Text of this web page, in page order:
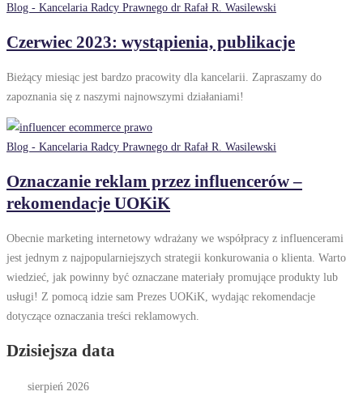
Blog - Kancelaria Radcy Prawnego dr Rafał R. Wasilewski
Czerwiec 2023: wystąpienia, publikacje
Bieżący miesiąc jest bardzo pracowity dla kancelarii. Zapraszamy do
zapoznania się z naszymi najnowszymi działaniami!
Blog - Kancelaria Radcy Prawnego dr Rafał R. Wasilewski
Oznaczanie reklam przez influencerów –
rekomendacje UOKiK
Obecnie marketing internetowy wdrażany we współpracy z influencerami
jest jednym z najpopularniejszych strategii konkurowania o klienta. Warto
wiedzieć, jak powinny być oznaczane materiały promujące produkty lub
usługi! Z pomocą idzie sam Prezes UOKiK, wydając rekomendacje
dotyczące oznaczania treści reklamowych.
Dzisiejsza data
sierpień 2026